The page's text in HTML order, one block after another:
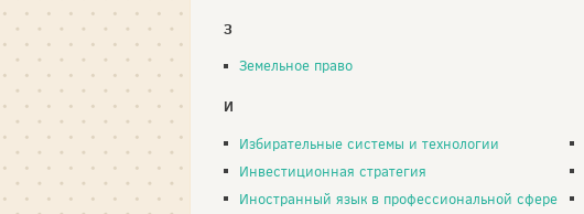
З
Земельное право
И
Избирательные системы и технологии
Инвестиционная стратегия
Иностранный язык в профессиональной сфере